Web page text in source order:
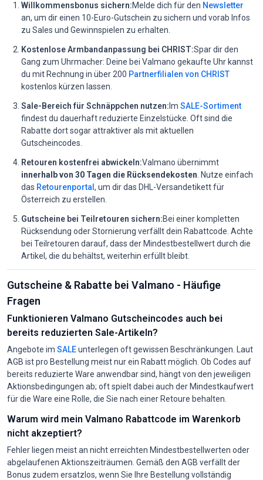
Willkommensbonus sichern:Melde dich für den Newsletter
an, um dir einen 10-Euro-Gutschein zu sichern und vorab Infos
zu Sales und Gewinnspielen zu erhalten.
Kostenlose Armbandanpassung bei CHRIST:Spar dir den
Gang zum Uhrmacher: Deine bei Valmano gekaufte Uhr kannst
du mit Rechnung in über 200 Partnerfilialen von CHRIST
kostenlos kürzen lassen.
Sale-Bereich für Schnäppchen nutzen:Im SALE-Sortiment
findest du dauerhaft reduzierte Einzelstücke. Oft sind die
Rabatte dort sogar attraktiver als mit aktuellen
Gutscheincodes.
Retouren kostenfrei abwickeln:Valmano übernimmt
innerhalb von 30 Tagen die Rücksendekosten . Nutze einfach
das Retourenportal, um dir das DHL-Versandetikett für
Österreich zu erstellen.
Gutscheine bei Teilretouren sichern:Bei einer kompletten
Rücksendung oder Stornierung verfällt dein Rabattcode. Achte
bei Teilretouren darauf, dass der Mindestbestellwert durch die
Artikel, die du behältst, weiterhin erfüllt bleibt.
Gutscheine & Rabatte bei Valmano - Häufige
Fragen
Funktionieren Valmano Gutscheincodes auch bei
bereits reduzierten Sale-Artikeln?
Angebote im SALEunterlegen oft gewissen Beschränkungen. Laut
AGB ist pro Bestellung meist nur ein Rabatt möglich. Ob Codes auf
bereits reduzierte Ware anwendbar sind, hängt von den jeweiligen
Aktionsbedingungen ab; oft spielt dabei auch der Mindestkaufwert
für die Ware eine Rolle, die Sie nach einer Retoure behalten.
Warum wird mein Valmano Rabattcode im Warenkorb
nicht akzeptiert?
Fehler liegen meist an nicht erreichten Mindestbestellwerten oder
abgelaufenen Aktionszeiträumen. Gemäß den AGB verfällt der
Bonus zudem ersatzlos, wenn Sie Ihre Bestellung vollständig